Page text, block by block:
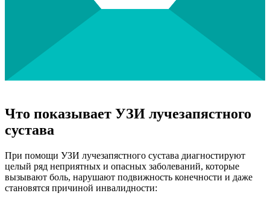
Что показывает УЗИ лучезапястного
сустава
При помощи УЗИ лучезапястного сустава диагностируют
целый ряд неприятных и опасных заболеваний, которые
вызывают боль, нарушают подвижность конечности и даже
становятся причиной инвалидности: